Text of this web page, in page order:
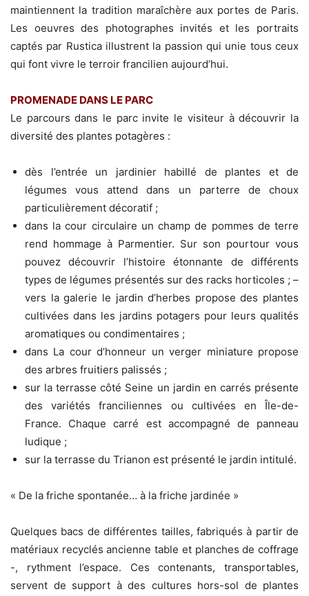
maintiennent la tradition maraîchère aux portes de Paris.
Les oeuvres des photographes invités et les portraits
captés par Rustica illustrent la passion qui unie tous ceux
qui font vivre le terroir francilien aujourd’hui.
PROMENADE DANS LE PARC
Le parcours dans le parc invite le visiteur à découvrir la
diversité des plantes potagères :
dès l’entrée un jardinier habillé de plantes et de
légumes vous attend dans un parterre de choux
particulièrement décoratif ;
dans la cour circulaire un champ de pommes de terre
rend hommage à Parmentier. Sur son pourtour vous
pouvez découvrir l’histoire étonnante de différents
types de légumes présentés sur des racks horticoles ; –
vers la galerie le jardin d’herbes propose des plantes
cultivées dans les jardins potagers pour leurs qualités
aromatiques ou condimentaires ;
dans La cour d’honneur un verger miniature propose
des arbres fruitiers palissés ;
sur la terrasse côté Seine un jardin en carrés présente
des variétés franciliennes ou cultivées en Île-de-
France. Chaque carré est accompagné de panneau
ludique ;
sur la terrasse du Trianon est présenté le jardin intitulé.
« De la friche spontanée… à la friche jardinée »
Quelques bacs de différentes tailles, fabriqués à partir de
matériaux recyclés ancienne table et planches de coffrage
-, rythment l’espace. Ces contenants, transportables,
servent de support à des cultures hors-sol de plantes